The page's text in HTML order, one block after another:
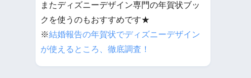
またディズニーデザイン専門の年賀状ブッ
クを使うのもおすすめです★
※結婚報告の年賀状でディズニーデザイン
が使えるところ、徹底調査！